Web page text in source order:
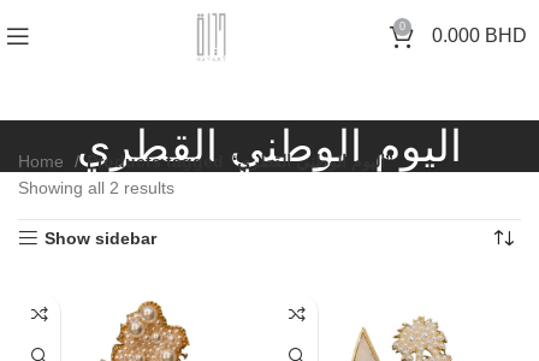
0 0.000 BHD
اليوم الوطني القطري Home
Products tagged “اليوم الوطني القطري”
Showing all 2 results
Show sidebar